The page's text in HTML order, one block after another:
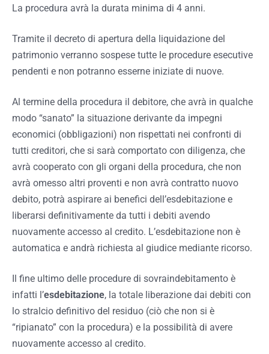
La procedura avrà la durata minima di 4 anni.
Tramite il decreto di apertura della liquidazione del
patrimonio verranno sospese tutte le procedure esecutive
pendenti e non potranno esserne iniziate di nuove.
Al termine della procedura il debitore, che avrà in qualche
modo “sanato” la situazione derivante da impegni
economici (obbligazioni) non rispettati nei confronti di
tutti creditori, che si sarà comportato con diligenza, che
avrà cooperato con gli organi della procedura, che non
avrà omesso altri proventi e non avrà contratto nuovo
debito, potrà aspirare ai benefici dell’esdebitazione e
liberarsi definitivamente da tutti i debiti avendo
nuovamente accesso al credito. L’esdebitazione non è
automatica e andrà richiesta al giudice mediante ricorso.
Il fine ultimo delle procedure di sovraindebitamento è
infatti l’esdebitazione, la totale liberazione dai debiti con
lo stralcio definitivo del residuo (ciò che non si è
“ripianato” con la procedura) e la possibilità di avere
nuovamente accesso al credito.